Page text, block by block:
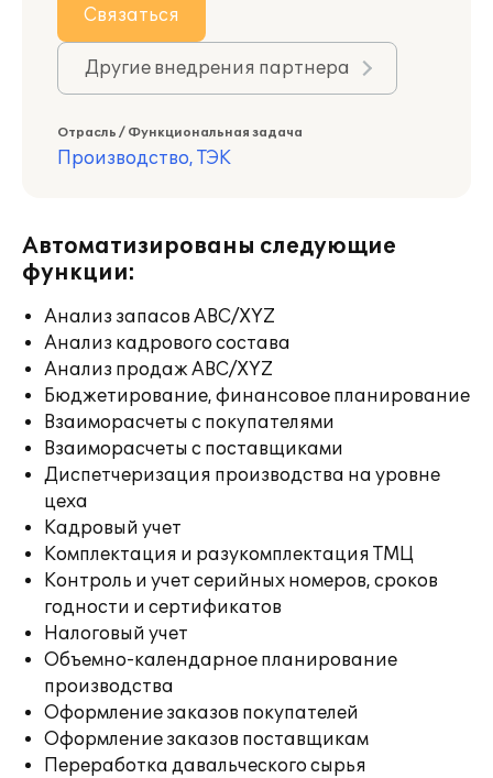
Связаться
Другие внедрения партнера
Отрасль / Функциональная задача
Производство, ТЭК
Автоматизированы следующие
функции:
Анализ запасов ABC/XYZ
Анализ кадрового состава
Анализ продаж ABC/XYZ
Бюджетирование, финансовое планирование
Взаиморасчеты с покупателями
Взаиморасчеты с поставщиками
Диспетчеризация производства на уровне
цеха
Кадровый учет
Комплектация и разукомплектация ТМЦ
Контроль и учет серийных номеров, сроков
годности и сертификатов
Налоговый учет
Объемно-календарное планирование
производства
Оформление заказов покупателей
Оформление заказов поставщикам
Переработка давальческого сырья